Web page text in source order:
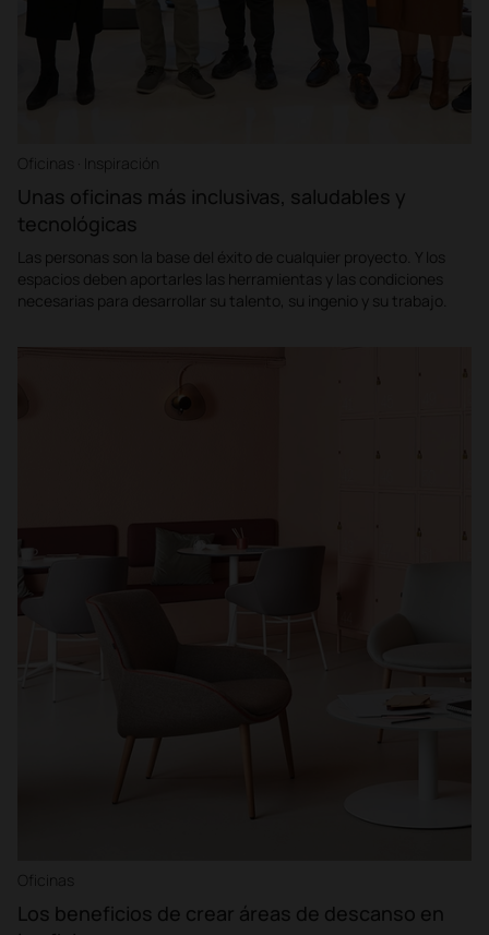
Oficinas · Inspiración
Unas oficinas más inclusivas, saludables y
tecnológicas
Las personas son la base del éxito de cualquier proyecto. Y los
espacios deben aportarles las herramientas y las condiciones
necesarias para desarrollar su talento, su ingenio y su trabajo.
Oficinas
Los beneficios de crear áreas de descanso en